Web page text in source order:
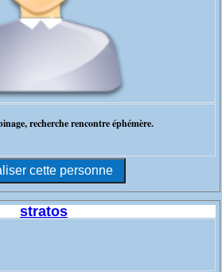
recherche rencontre éphémère.
stratos